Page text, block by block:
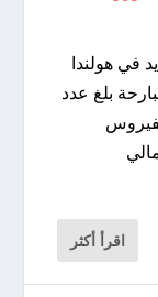
في هولندا
2020: – منذ البارحة بلغ عدد
اقرأ أكثر